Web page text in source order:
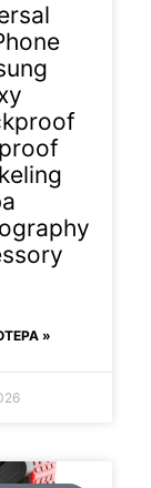
»